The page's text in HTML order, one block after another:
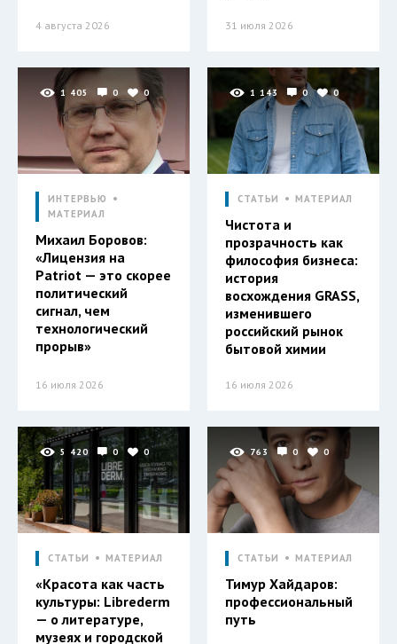
4 августа 2026 31 июля 2026
1 405 0 0
ИНТЕРВЬЮ
МАТЕРИАЛ
Михаил Боровов:
«Лицензия на
Patriot — это скорее
политический
сигнал, чем
технологический
прорыв»
16 июля 2026
1 143 0 0
СТАТЬИ МАТЕРИАЛ
Чистота и
прозрачность как
философия бизнеса:
история
восхождения GRASS,
изменившего
российский рынок
бытовой химии
16 июля 2026
5 420 0 0
СТАТЬИ МАТЕРИАЛ
«Красота как часть
культуры: Librederm
— о литературе,
музеях и городской
763 0 0
СТАТЬИ МАТЕРИАЛ
Тимур Хайдаров:
профессиональный
путь